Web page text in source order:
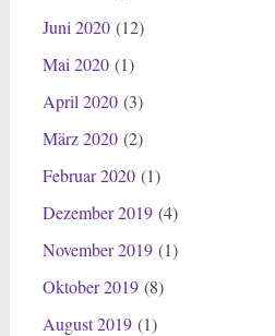
Juni 2020(12)
Mai 2020(1)
April 2020(3)
März 2020(2)
Februar 2020(1)
Dezember 2019(4)
November 2019(1)
Oktober 2019(8)
August 2019(1)